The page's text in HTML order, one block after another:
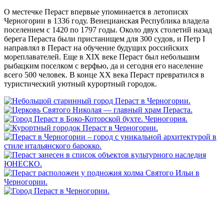
О местечке Пераст впервые упоминается в летописях
Черногории в 1336 году. Венецианская Республика владела
поселением с 1420 по 1797 годы. Около двух столетий назад
берега Пераста были пристанищем для 300 судов, и Петр I
направлял в Пераст на обучение будущих российских
мореплавателей. Еще в XIX веке Пераст был небольшим
рыбацким поселком с верфью, да и сегодня его население
всего 500 человек. В конце XX века Пераст превратился в
туристический уютный курортный городок.